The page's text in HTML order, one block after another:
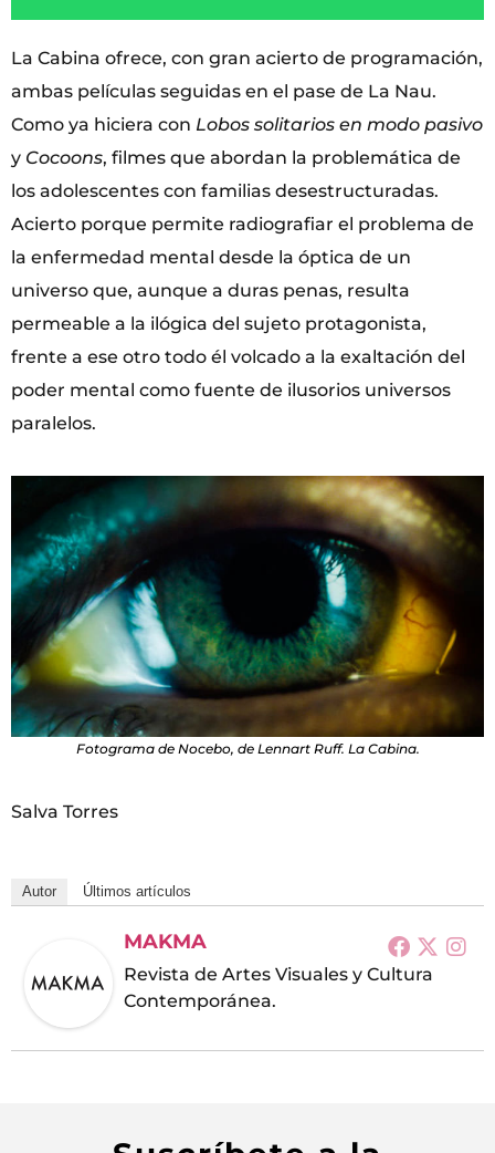
La Cabina ofrece, con gran acierto de programación,
ambas películas seguidas en el pase de La Nau.
Como ya hiciera con Lobos solitarios en modo pasivo
y Cocoons, filmes que abordan la problemática de
los adolescentes con familias desestructuradas.
Acierto porque permite radiografiar el problema de
la enfermedad mental desde la óptica de un
universo que, aunque a duras penas, resulta
permeable a la ilógica del sujeto protagonista,
frente a ese otro todo él volcado a la exaltación del
poder mental como fuente de ilusorios universos
paralelos.
Fotograma de Nocebo, de Lennart Ruff. La Cabina.
Salva Torres
Autor Últimos artículos
MAKMA
Revista de Artes Visuales y Cultura
Contemporánea.